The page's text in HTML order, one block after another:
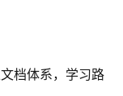
档体系，学习路